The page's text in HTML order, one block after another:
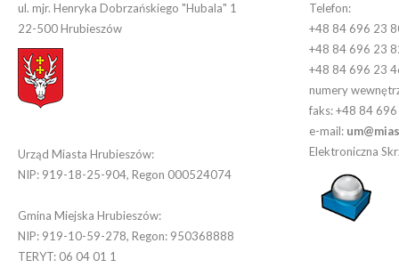
ul. mjr. Henryka Dobrzańskiego "Hubala" 1
22-500 Hrubieszów
Urząd Miasta Hrubieszów:
NIP: 919-18-25-904, Regon 000524074
Gmina Miejska Hrubieszów:
NIP: 919-10-59-278, Regon: 950368888
TERYT: 06 04 01 1
Telefon:
+48 84 696 23
+48 84 696 23
+48 84 696 23
numery
faks: +48 84
e-mail:
Elektroniczna